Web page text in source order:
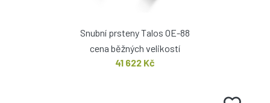
Snubní prsteny Talos OE-88
cena běžných velikostí
41 622 Kč